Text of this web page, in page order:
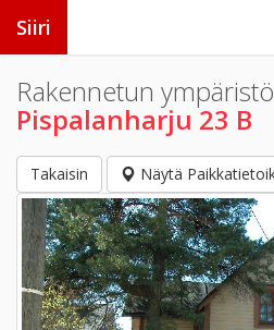
Siiri
Rakennetun
Pispalanharju 23 B
Takaisin Näytä